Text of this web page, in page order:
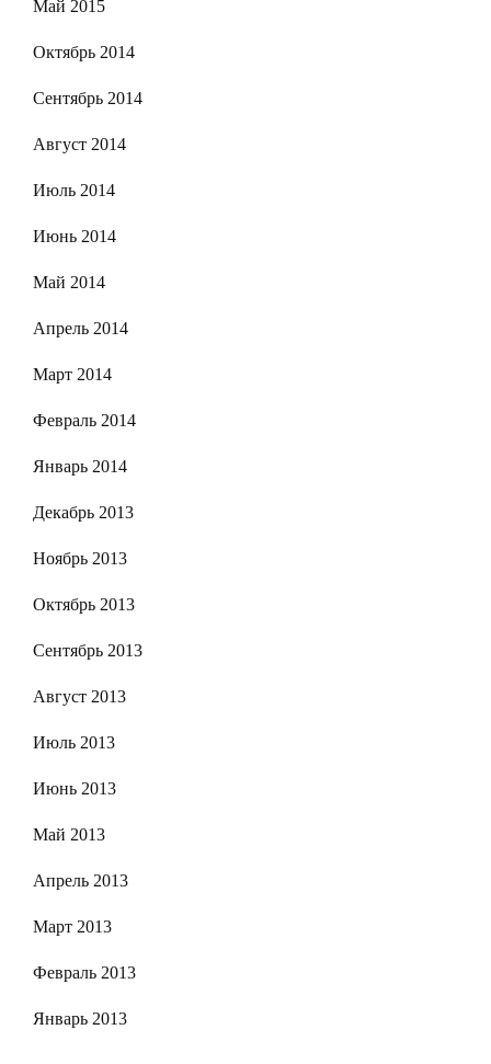
Май 2015
Октябрь 2014
Сентябрь 2014
Август 2014
Июль 2014
Июнь 2014
Май 2014
Апрель 2014
Март 2014
Февраль 2014
Январь 2014
Декабрь 2013
Ноябрь 2013
Октябрь 2013
Сентябрь 2013
Август 2013
Июль 2013
Июнь 2013
Май 2013
Апрель 2013
Март 2013
Февраль 2013
Январь 2013